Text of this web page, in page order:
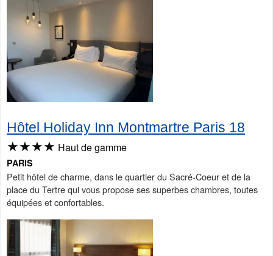
Hôtel Holiday Inn Montmartre Paris 18
★★★★ Haut de gamme
PARIS
Petit hôtel de charme, dans le quartier du Sacré-Coeur et de la
place du Tertre qui vous propose ses superbes chambres, toutes
équipées et confortables.